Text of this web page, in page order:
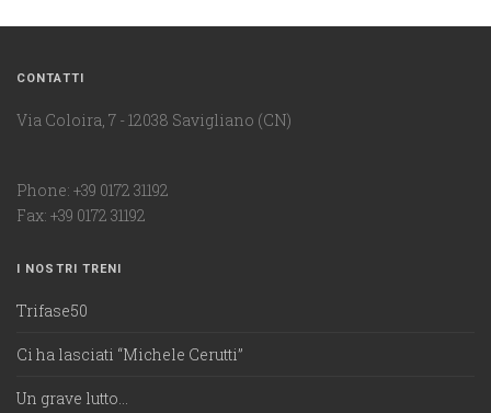
CONTATTI
Via Coloira, 7 - 12038 Savigliano (CN)
Phone: +39 0172 31192
Fax: +39 0172 31192
I NOSTRI TRENI
Trifase50
Ci ha lasciati “Michele Cerutti”
Un grave lutto…